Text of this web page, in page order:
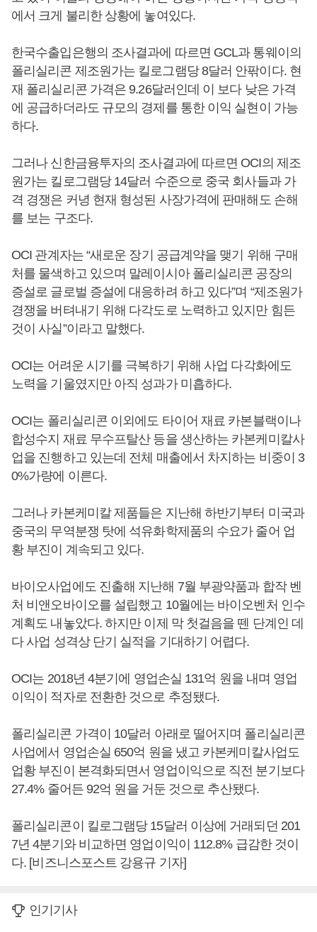
에서 크게 불리한 상황에 놓여있다.
한국수출입은행의 조사결과에 따르면 GCL과 통웨이의
폴리실리콘 제조원가는 킬로그램당 8달러 안팎이다. 현
재 폴리실리콘 가격은 9.26달러인데 이 보다 낮은 가격
에 공급하더라도 규모의 경제를 통한 이익 실현이 가능
하다.
그러나 신한금융투자의 조사결과에 따르면 OCI의 제조
원가는 킬로그램당 14달러 수준으로 중국 회사들과 가
격 경쟁은 커녕 현재 형성된 사장가격에 판매해도 손해
를 보는 구조다.
OCI 관계자는 “새로운 장기 공급계약을 맺기 위해 구매
처를 물색하고 있으며 말레이시아 폴리실리콘 공장의
증설로 글로벌 증설에 대응하려 하고 있다”며 “제조원가
경쟁을 버텨내기 위해 다각도로 노력하고 있지만 힘든
것이 사실”이라고 말했다.
OCI는 어려운 시기를 극복하기 위해 사업 다각화에도
노력을 기울였지만 아직 성과가 미흡하다.
OCI는 폴리실리콘 이외에도 타이어 재료 카본블랙이나
합성수지 재료 무수프탈산 등을 생산하는 카본케미칼사
업을 진행하고 있는데 전체 매출에서 차지하는 비중이 3
0%가량에 이른다.
그러나 카본케미칼 제품들은 지난해 하반기부터 미국과
중국의 무역분쟁 탓에 석유화학제품의 수요가 줄어 업
황 부진이 계속되고 있다.
바이오사업에도 진출해 지난해 7월 부광약품과 합작 벤
처 비앤오바이오를 설립했고 10월에는 바이오벤처 인수
계획도 내놓았다. 하지만 이제 막 첫걸음을 뗀 단계인 데
다 사업 성격상 단기 실적을 기대하기 어렵다.
OCI는 2018년 4분기에 영업손실 131억 원을 내며 영업
이익이 적자로 전환한 것으로 추정됐다.
폴리실리콘 가격이 10달러 아래로 떨어지며 폴리실리콘
사업에서 영업손실 650억 원을 냈고 카본케미칼사업도
업황 부진이 본격화되면서 영업이익으로 직전 분기보다
27.4% 줄어든 92억 원을 거둔 것으로 추산됐다.
폴리실리콘이 킬로그램당 15달러 이상에 거래되던 201
7년 4분기와 비교하면 영업이익이 112.8% 급감한 것이
다. [비즈니스포스트 강용규 기자]
인기기사